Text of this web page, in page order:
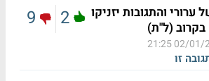
ערורי והתגובות יזניקו
(ל"ת)
02/01/
זו
2
9